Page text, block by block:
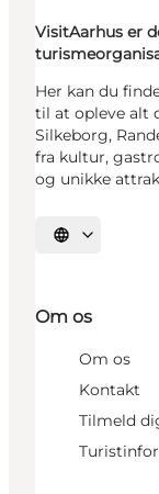
VisitAarhus er
Her kan du
til at opleve alt
Silkeborg,
fra kultur,
og unikke
Vælg sprog
Om os
Om os
Kontakt
Tilmeld